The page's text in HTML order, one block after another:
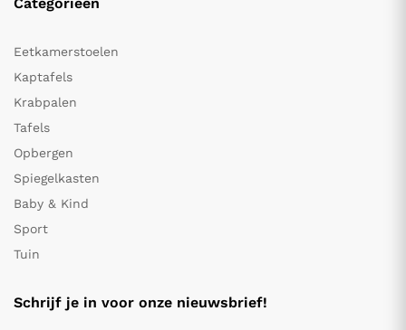
Categorieën
Eetkamerstoelen
Kaptafels
Krabpalen
Tafels
Opbergen
Spiegelkasten
Baby & Kind
Sport
Tuin
Schrijf je in voor onze nieuwsbrief!